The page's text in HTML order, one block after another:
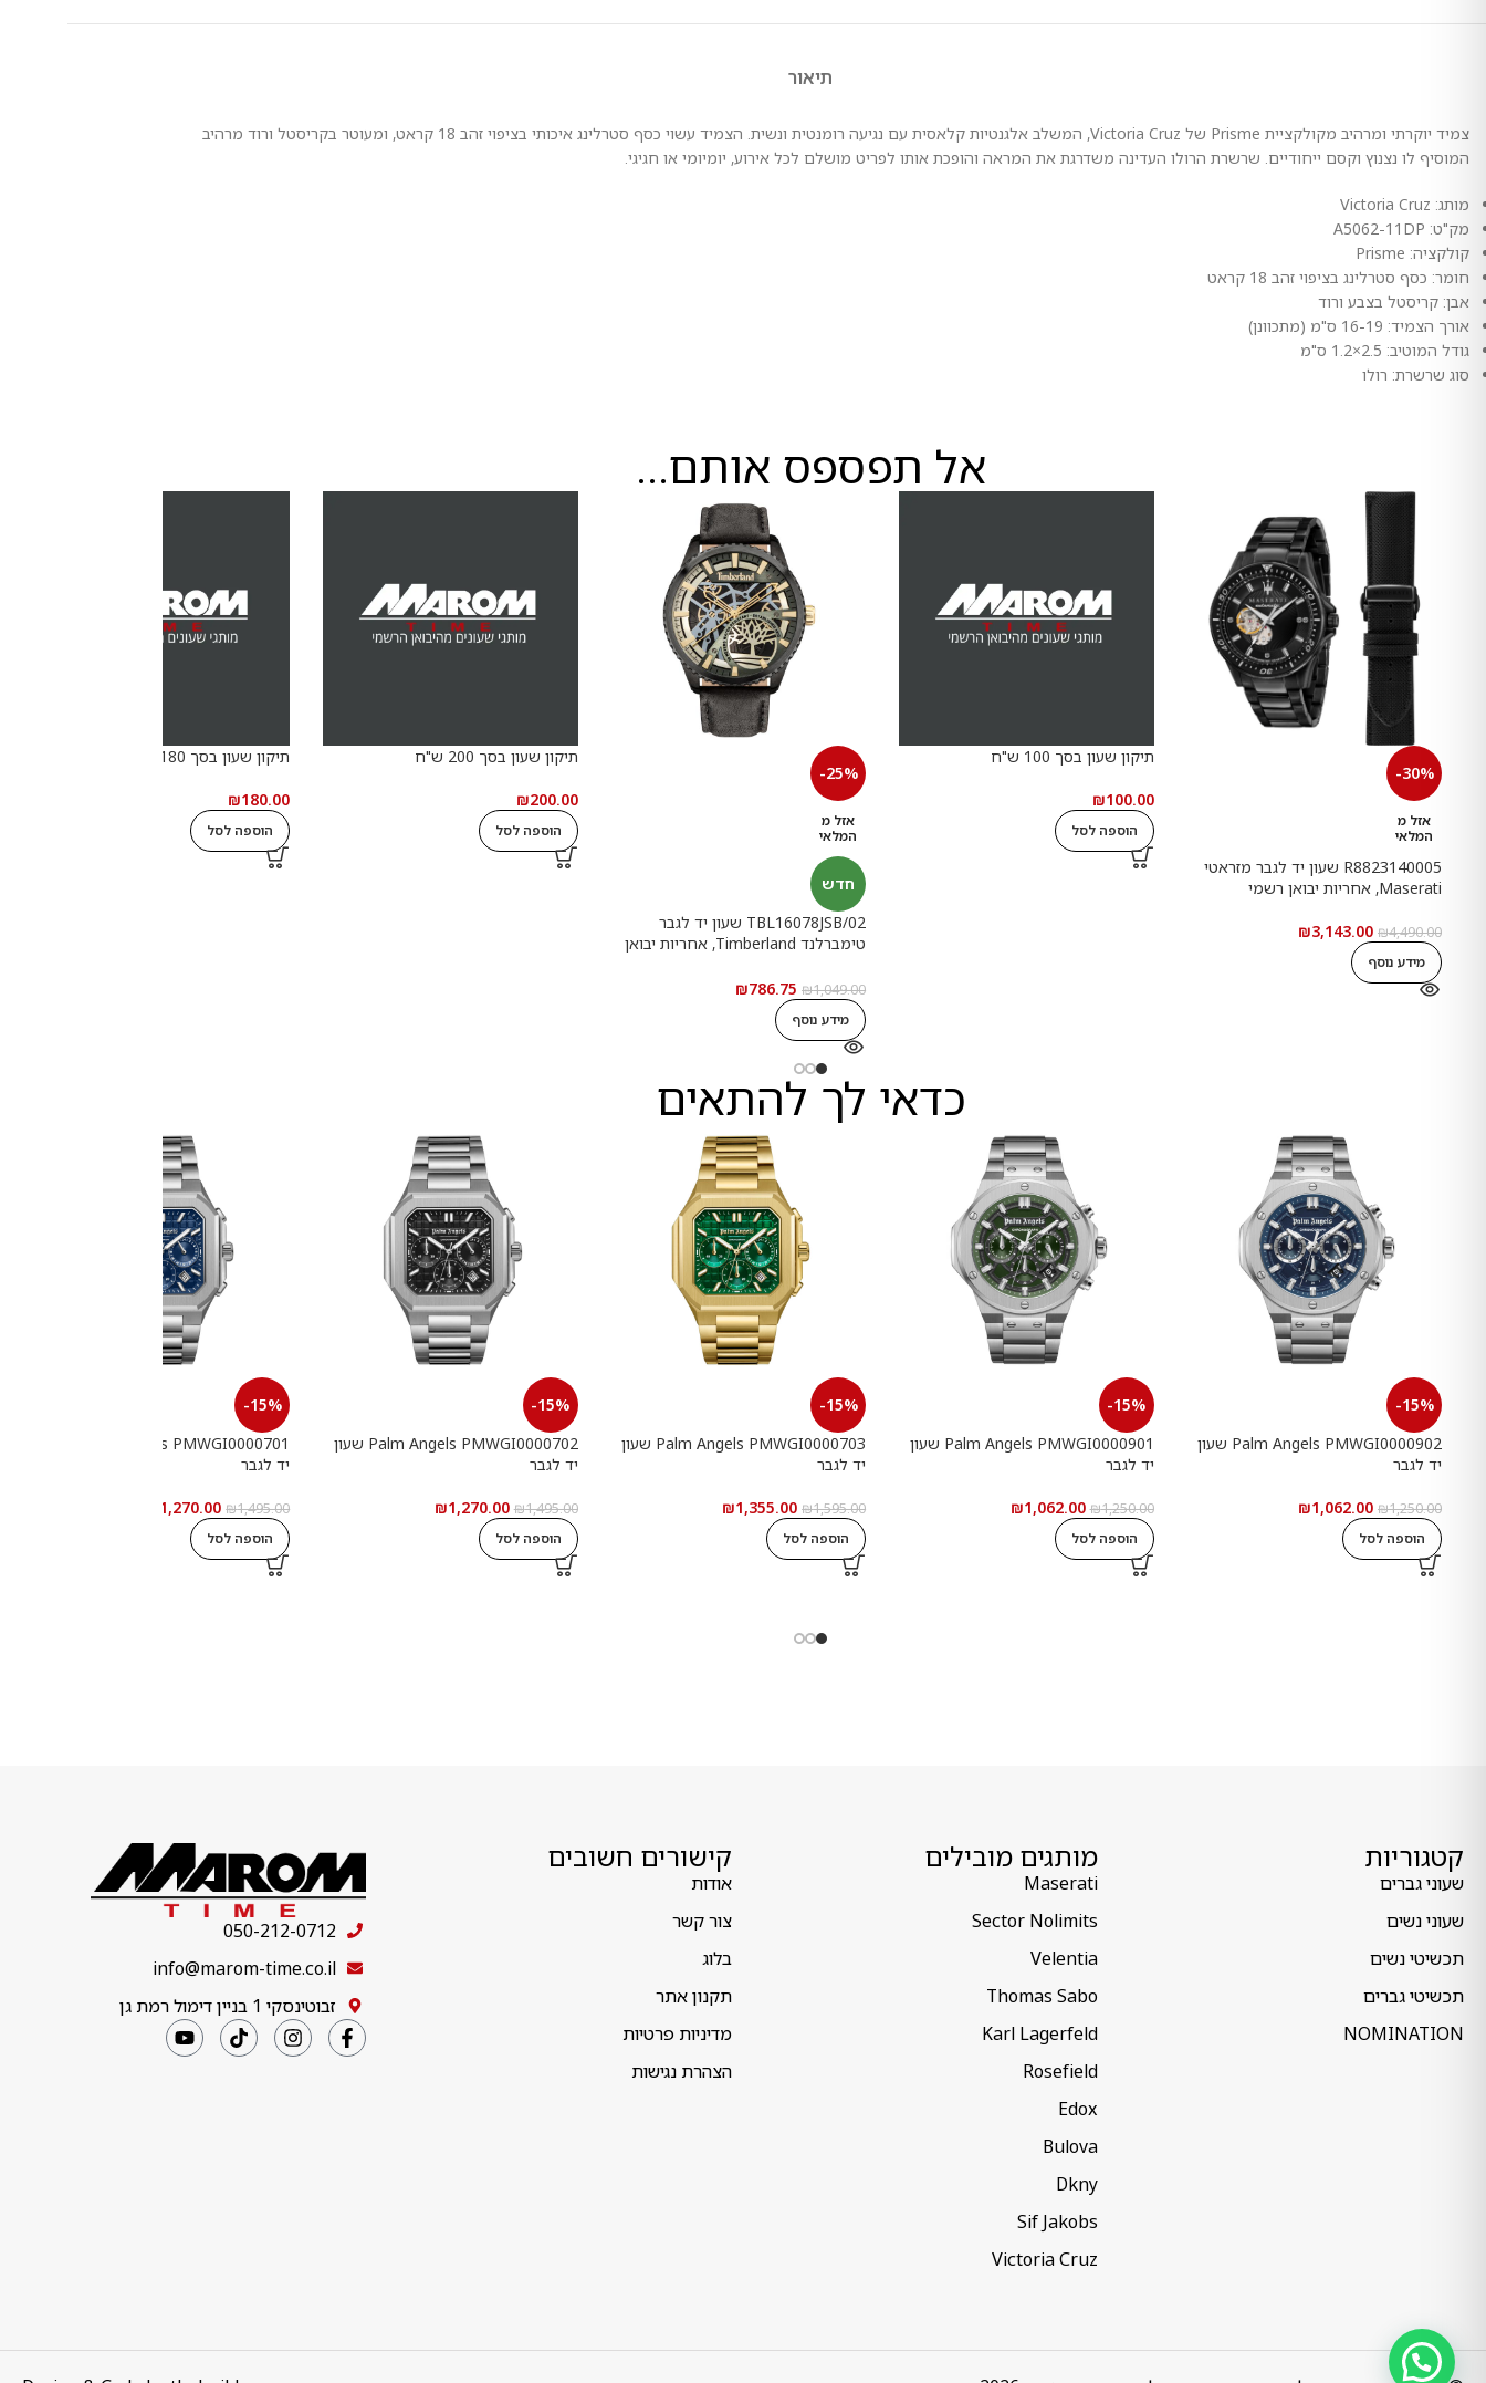
תיאור
צמיד יוקרתי ומרהיב מקולקציית Prisme של Victoria Cruz, המשלב אלגנטיות קלאסית עם נגיעה רומנטית ונשית. הצמיד עשוי כסף סטרלינג איכותי בציפוי זהב 18 קראט, ומעוטר בקריסטל ורוד מרהיב
המוסיף לו נצנוץ וקסם ייחודיים. שרשרת הרולו העדינה משדרגת את המראה והופכת אותו לפריט מושלם לכל אירוע, יומיומי או חגיגי.
מותג: Victoria Cruz
מק"ט: A5062-11DP
קולקציה: Prisme
חומר: כסף סטרלינג בציפוי זהב 18 קראט
אבן: קריסטל בצבע ורוד
אורך הצמיד: 16-19 ס"מ (מתכוונן)
גודל המוטיב: 2.5×1.2 ס"מ
סוג שרשרת: רולו
אל תפספס אותם...
-30%
אזל מ
המלאי
R8823140005 שעון יד לגבר מזראטי
Maserati, אחריות יבואן רשמי
₪4,490.00
₪3,143.00
מידע נוסף
תיקון שעון בסך 100 ש"ח
₪100.00
הוספה לסל
-25%
אזל מ
המלאי
חדש
TBL16078JSB/02 שעון יד לגבר
טימברלנד Timberland, אחריות יבואן
₪1,049.00
₪786.75
מידע נוסף
תיקון שעון בסך 200 ש"ח
₪200.00
הוספה לסל
תיקון שעון בסך 180 ש"ח
₪180.00
הוספה לסל
כדאי לך להתאים
-15%
Palm Angels PMWGI0000902 שעון
יד לגבר
₪1,250.00
₪1,062.00
הוספה לסל
-15%
Palm Angels PMWGI0000901 שעון
יד לגבר
₪1,250.00
₪1,062.00
הוספה לסל
-15%
Palm Angels PMWGI0000703 שעון
יד לגבר
₪1,595.00
₪1,355.00
הוספה לסל
-15%
Palm Angels PMWGI0000702 שעון
יד לגבר
₪1,495.00
₪1,270.00
הוספה לסל
-15%
יד לגבר
₪1,495.00
1,270.00
הוספה לסל
קטגוריות
שעוני גברים
שעוני נשים
תכשיטי נשים
תכשיטי גברים
NOMINATION
מותגים מובילים
Maserati
Sector Nolimits
Velentia
Thomas Sabo
Karl Lagerfeld
Rosefield
Edox
Bulova
Dkny
Sif Jakobs
Victoria Cruz
קישורים חשובים
אודות
צור קשר
בלוג
תקנון אתר
מדיניות פרטיות
הצהרת נגישות
050-212-0712
info@marom-time.co.il
זבוטינסקי 1 בניין דימול רמת גן